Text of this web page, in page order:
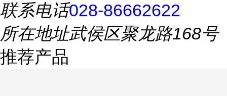
联系电话028-86662622
所在地址武侯区聚龙路168号
推荐产品